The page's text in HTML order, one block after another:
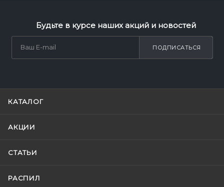
Будьте в курсе наших акций и новостей
ПОДПИСАТЬСЯ
КАТАЛОГ
АКЦИИ
СТАТЬИ
РАСПИЛ